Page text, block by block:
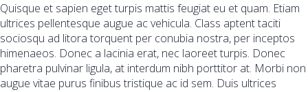
Quisque et sapien eget turpis mattis feugiat eu et quam. Etiam
ultrices pellentesque augue ac vehicula. Class aptent taciti
sociosqu ad litora torquent per conubia nostra, per inceptos
himenaeos. Donec a lacinia erat, nec laoreet turpis. Donec
pharetra pulvinar ligula, at interdum nibh porttitor at. Morbi non
augue vitae purus finibus tristique ac id sem. Duis ultrices